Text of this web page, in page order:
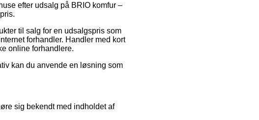
efter udsalg på BRIO komfur –
til salg for en udsalgspris som
forhandler. Handler med kort
online forhandlere.
kan du anvende en løsning som
sig bekendt med indholdet af